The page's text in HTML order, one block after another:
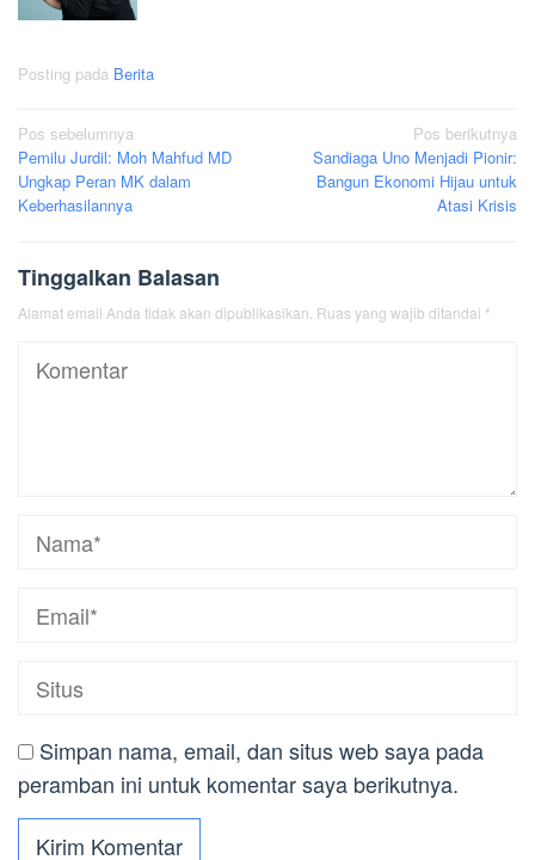
Posting pada Berita
Navigasi
pos
Pos sebelumnya
Pemilu Jurdil: Moh Mahfud MD
Ungkap Peran MK dalam
Keberhasilannya
Pos berikutnya
Sandiaga Uno Menjadi Pionir:
Bangun Ekonomi Hijau untuk
Atasi Krisis
Tinggalkan Balasan
Alamat email Anda tidak akan dipublikasikan. Ruas yang wajib ditandai *
Simpan nama, email, dan situs web saya pada
peramban ini untuk komentar saya berikutnya.